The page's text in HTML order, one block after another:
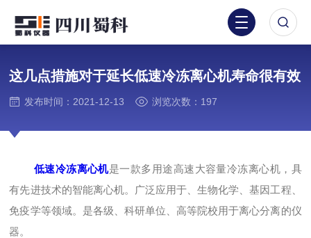
这几点措施对于延长低速冷冻离心机寿命很有效
发布时间：2021-12-13 浏览次数：197
低速冷冻离心机是一款多用途高速大容量冷冻离心机，具
有先进技术的智能离心机。广泛应用于、生物化学、基因工程、
免疫学等领域。是各级、科研单位、高等院校用于离心分离的仪
器。